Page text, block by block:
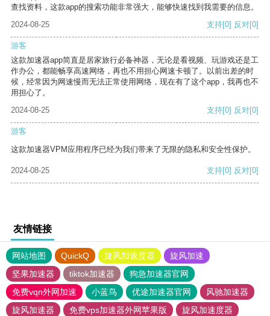
查找资料，这款app的搜索功能非常强大，能够快速找到我需要的信息。
2024-08-25
支持[0] 反对[0]
游客
这款加速器app简直是居家旅行必备神器，无论是看视频、玩游戏还是工
作办公，都能畅享高速网络，再也不用担心网速卡顿了。以前出差的时
候，经常因为网速慢而无法正常使用网络，现在有了这个app，我再也不
用担心了。
2024-08-25
支持[0] 反对[0]
游客
这款加速器VPM应用程序已经为我们带来了无限的隐私和安全性保护。
2024-08-25 支持[0] 反对[0]
友情链接
网站地图 QuickQ 旋风加速度器
旋风加速
坚果加速器
tiktok加速器
狗急加速器官网
免费vqn外网加速
小蓝鸟 优途加速器官网
风驰加速器
旋风加速器
免费vps加速器外网苹果版
旋风加速度器